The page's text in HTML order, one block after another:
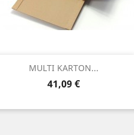
MULTI KARTON...
Preis
41,09 €
Vorschau